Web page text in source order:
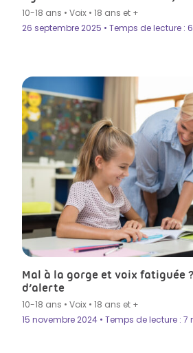
10-18 ans • Voix • 18 ans et +
26 septembre 2025 • Temps de lecture :
Mal à la gorge et voix fatiguée
d’alerte
10-18 ans • Voix • 18 ans et +
15 novembre 2024 • Temps de lecture : 7